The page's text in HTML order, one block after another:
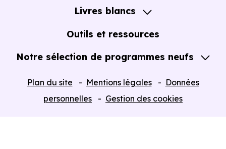
Livres blancs
Guide de l'Achat immobilier neuf en VEFA
Outils et ressources
Notre sélection de programmes neufs
Plan du site Mentions légales
Données
personnelles
Gestion des cookies